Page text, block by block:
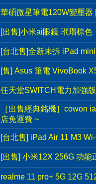
華碩微星筆電120W變壓器
[出售]小米ai眼鏡 玳瑁棕色
[台北售]全新未拆 iPad
[售] Asus 筆電 VivoBook
任天堂SWITCH電力加強版
［出售經典銘機］cowon
店免運費 ~
[台北售] iPad Air 11 M3
[出售] 小米12X 256G 功
realme 11 pro+ 5G 12G